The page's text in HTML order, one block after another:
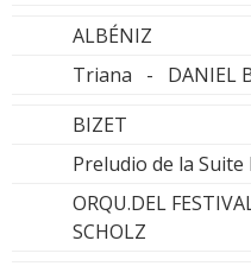
ALBÉNIZ
Triana - DANIEL
BIZET
Preludio de la Suite
ORQU.DEL
SCHOLZ